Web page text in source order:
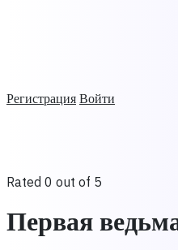
Регистрация Войти
Rated 0 out of 5
Первая